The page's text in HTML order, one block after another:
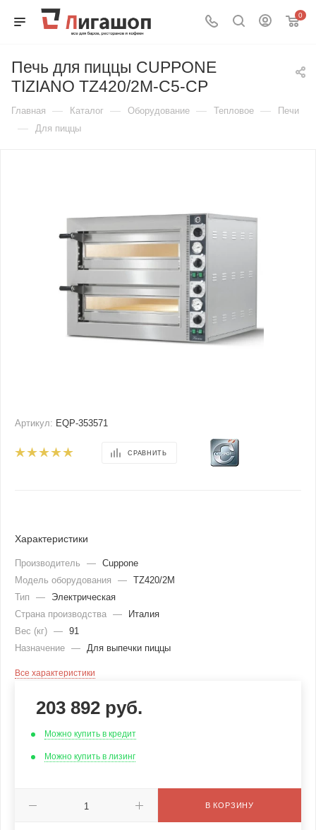
0
Печь для пиццы CUPPONE
TIZIANO TZ420/2M-C5-CP
Главная — Каталог — Оборудование — Тепловое — Печи
— Для пиццы
Артикул: EQP-353571
СРАВНИТЬ
Характеристики
Производитель — Cuppone
Модель оборудования
— TZ420/2M
Тип
—
Электрическая
Страна производства —
Италия
Вес (кг) — 91
Назначение — Для выпечки пиццы
Все характеристики
203 892 руб.
Можно купить в кредит
Можно купить в лизинг
В КОРЗИНУ